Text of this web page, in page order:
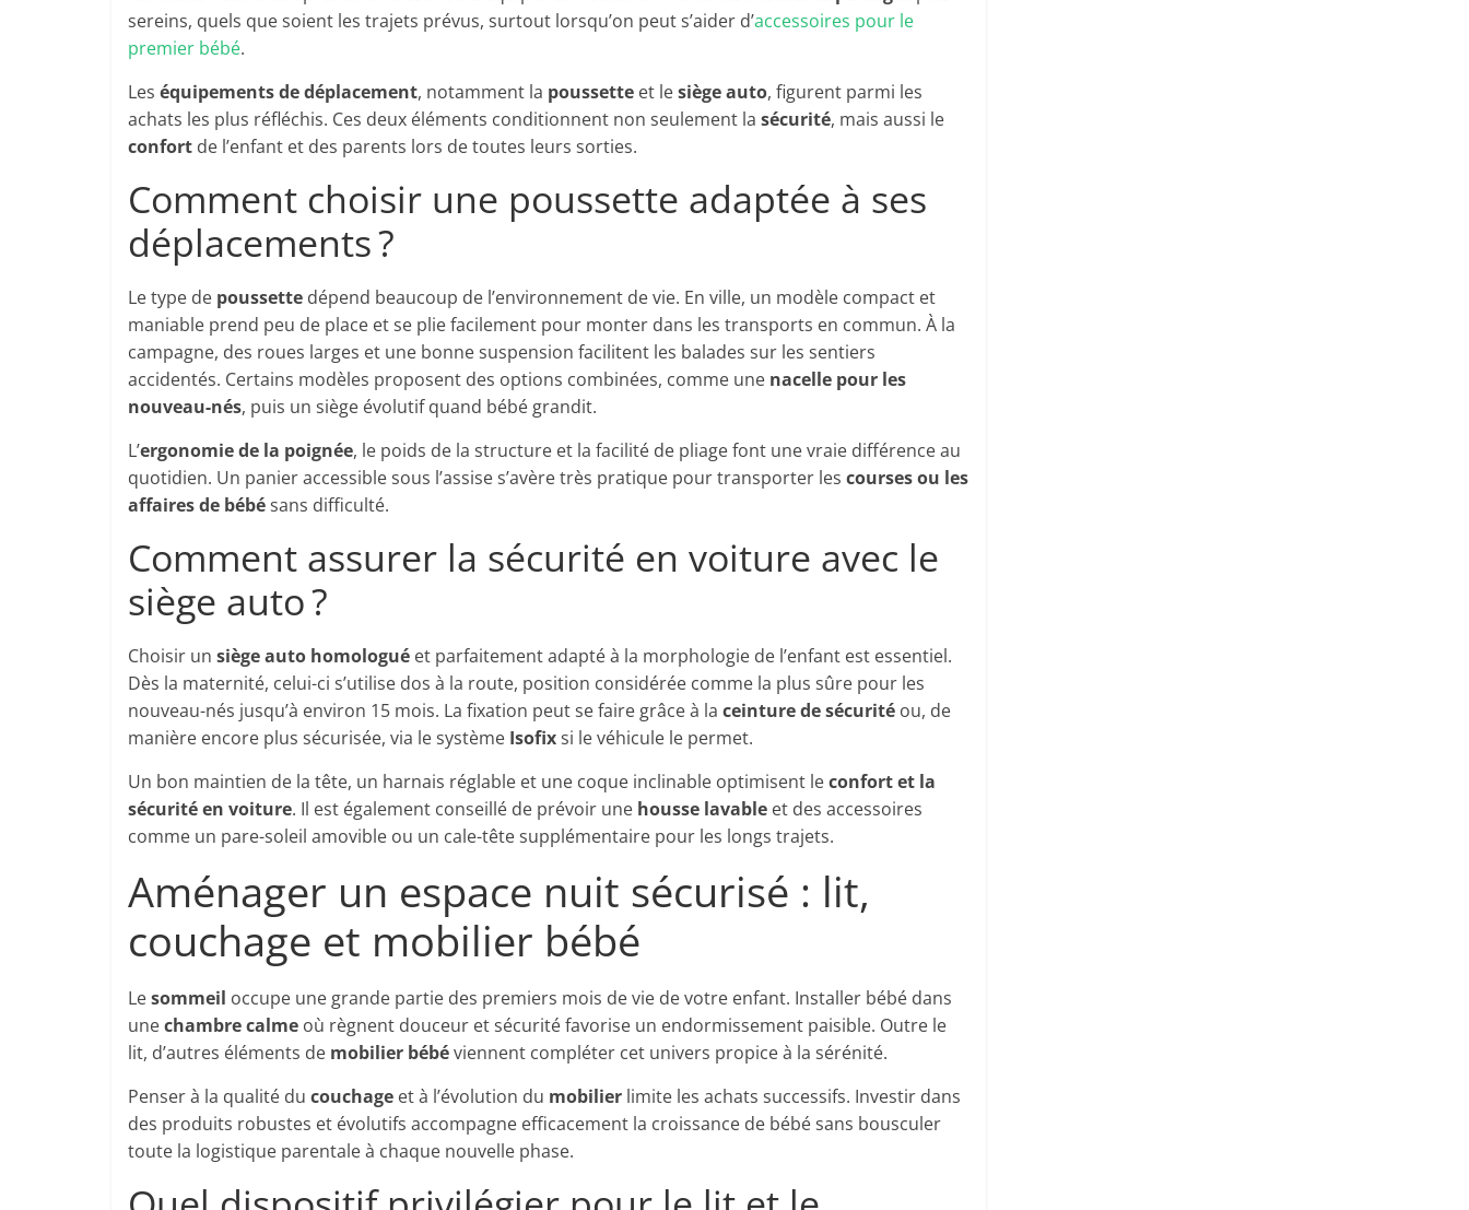
sereins, quels que soient les trajets prévus, surtout lorsqu’on peut s’aider d’accessoires pour le
premier bébé.
Les équipements de déplacement, notamment la poussette et lesiège auto, figurent parmi les
achats les plus réfléchis. Ces deux éléments conditionnent non seulement la sécurité, mais aussi le
confort de l’enfant et des parents lors de toutes leurs sorties.
Comment choisir une poussette adaptée à ses
déplacements ?
Le type de poussette dépend beaucoup de l’environnement de vie. En ville, un modèle compact et
maniable prend peu de place et se plie facilement pour monter dans les transports en commun. À la
campagne, des roues larges et une bonne suspension facilitent les balades sur les sentiers
accidentés. Certains modèles proposent des options combinées, comme une nacelle pour les
nouveau-nés, puis un siège évolutif quand bébé grandit.
L’ergonomie de la poignée, le poids de la structure et la facilité de pliage font une vraie différence au
quotidien. Un panier accessible sous l’assise s’avère très pratique pour transporter les courses ou les
affaires de bébésans difficulté.
Comment assurer la sécurité en voiture avec le
siège auto ?
Choisir un siège auto homologué et parfaitement adapté à la morphologie de l’enfant est essentiel.
Dès la maternité, celui-ci s’utilise dos à la route, position considérée comme la plus sûre pour les
nouveau-nés jusqu’à environ 15 mois. La fixation peut se faire grâce à la ceinture de sécurité ou, de
manière encore plus sécurisée, via le système Isofixsi le véhicule le permet.
Un bon maintien de la tête, un harnais réglable et une coque inclinable optimisent leconfort et la
sécurité en voiture. Il est également conseillé de prévoir une housse lavable et des accessoires
comme un pare-soleil amovible ou un cale-tête supplémentaire pour les longs trajets.
Aménager un espace nuit sécurisé : lit,
couchage et mobilier bébé
Lesommeil occupe une grande partie des premiers mois de vie de votre enfant. Installer bébé dans
unechambre calme où règnent douceur et sécurité favorise un endormissement paisible. Outre le
lit, d’autres éléments de mobilier bébéviennent compléter cet univers propice à la sérénité.
Penser à la qualité du couchage et à l’évolution du mobilier limite les achats successifs. Investir dans
des produits robustes et évolutifs accompagne efficacement la croissance de bébé sans bousculer
toute la logistique parentale à chaque nouvelle phase.